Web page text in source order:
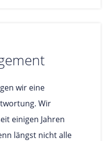
wir eine
Wir
einigen Jahren
längst nicht alle